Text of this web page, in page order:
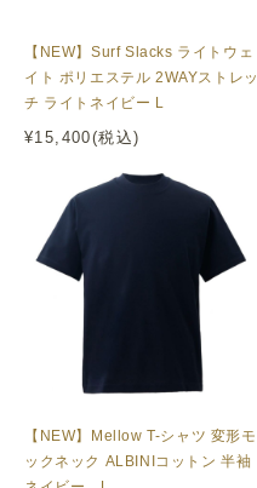
【NEW】Surf Slacks ライトウェ
イト ポリエステル 2WAYストレッ
チ ライトネイビー L
¥15,400(税込)
【NEW】Mellow T-シャツ 変形モ
ックネック ALBINIコットン 半袖